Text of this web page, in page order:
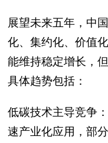
展望未来五年，中
化、集约化、价值
能维持稳定增长，但
具体趋势包括：
低碳技术主导竞争
速产业化应用，部